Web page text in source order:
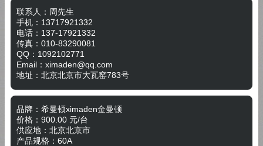
联系人：周先生
手机：13717921332
电话：137-17921332
传真： 010-83290081
QQ： 1092102771
Email： ximaden@qq.com
地址： 北京北京市大瓦窑783号
品牌： 希曼顿ximaden金曼顿
价格： 900.00 元/台
供应地： 北京北京市
产品规格： 60A